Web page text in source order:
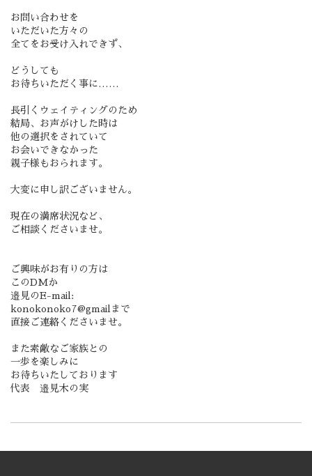
お問い合わせを
いただいた方々の
全てをお受け入れできず、
どうしても
お待ちいただく事に……
長引くウェイティングのため
結局、お声がけした時は
他の選択をされていて
お会いできなかった
親子様もおられます。
大変に申し訳ございません。
現在の満席状況など、
ご相談くださいませ。
ご興味がお有りの方は
このDMか
邉見のE-mail:
konokonoko7@gmailまで
直接ご連絡くださいませ。
また素敵なご家族との
一歩を楽しみに
お待ちいたしております
代表 邉見木の実